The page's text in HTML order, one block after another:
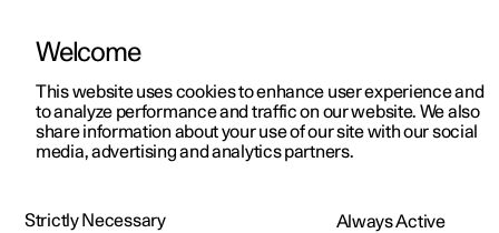
Polestar 2
Polestar 3
Polestar 4
Aanbiedingen voor particulieren
Aanbiedingen voor
professionelen
Bekijk onze stockwagens
HandleidingVideogalerijDownloadsSoftware-updates
Typegoedkeuringen en licenties
Welcome
This website uses cookies to enhance user experience and
to analyze performance and traffic on our website. We also
share information about your use of our site with our social
media, advertising and analytics partners.
Strictly Necessary Always Active